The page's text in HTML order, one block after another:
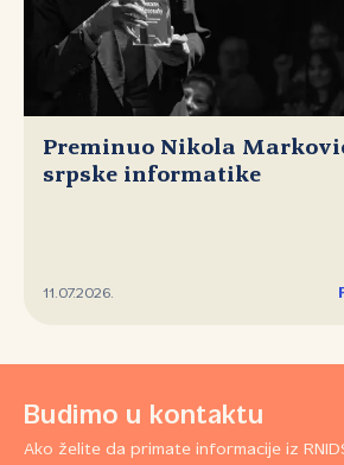
Preminuo Nikola
srpske informatike
11.07.2026.
Budimo u kontaktu
Ako želite da primate informacije iz